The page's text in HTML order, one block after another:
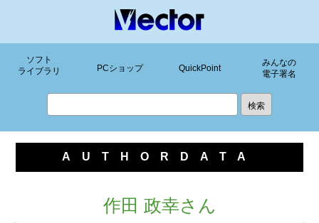
ソフト
ライブラリ
PCショップ QuickPoint
みんなの
電子署名
AUTHORDATA
作田 政幸さん